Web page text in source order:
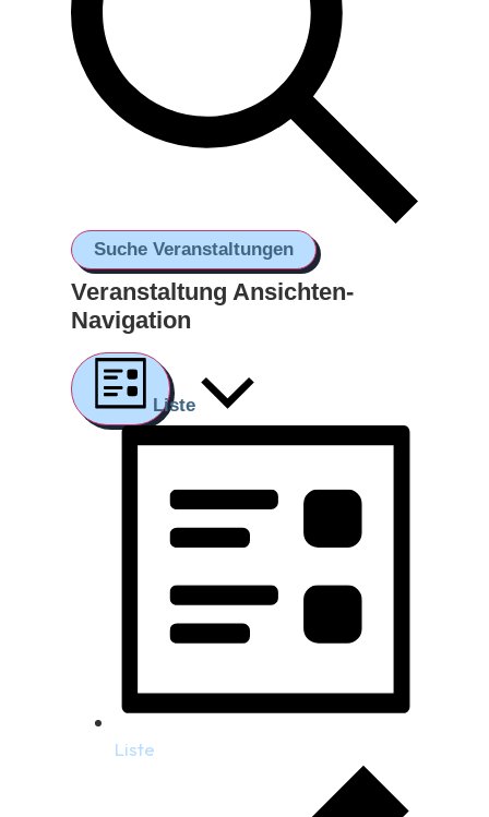
Suche Veranstaltungen
Veranstaltung Ansichten-
Navigation
Liste
Liste